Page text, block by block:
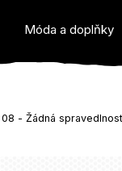
Móda a doplňky
- Žádná spravedlnost